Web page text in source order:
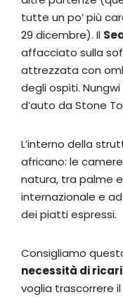
tutte un po’ più
29 dicembre). Il
affacciato sulla
attrezzata con
degli ospiti.
d’auto da Stone
L’interno della
africano: le
natura, tra palme
internazionale e
dei piatti espressi.
Consigliamo
necessità di
voglia trascorrere